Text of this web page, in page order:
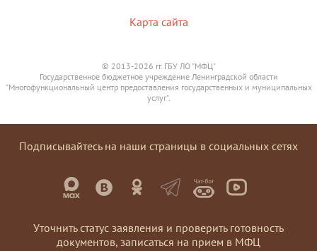
Карта сайта
© 2013-2026 гг. ГБУ ЛО "МФЦ"
Государственное бюджетное учреждение Ленинградской области
"Многофункциональный центр предоставления государственных и муниципальных
услуг".
Подписывайтесь на наши страницы в социальных сетях
Уточнить статус заявления и проверить готовность
документов, записаться на прием в МФЦ